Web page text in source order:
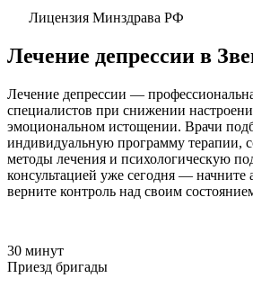
Лицензия Минздрава РФ
Лечение депрессии в
Лечение депрессии —
специалистов при снижении
эмоциональном истощении. Врачи
индивидуальную программу терапии,
методы лечения и психологическую
консультацией уже сегодня — начните
верните контроль над своим
30 минут
Приезд бригады